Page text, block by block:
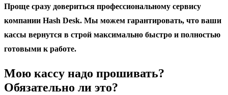
Проще сразу довериться профессиональному сервису
компании Hash Desk. Мы можем гарантировать, что ваши
кассы вернутся в строй максимально быстро и полностью
готовыми к работе.
Мою кассу надо прошивать?
Обязательно ли это?